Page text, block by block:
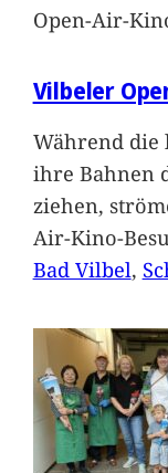
Open-Air-
Vilbeler
Während die
ihre Bahnen
ziehen,
Air-Kino-
Bad Vilbel,